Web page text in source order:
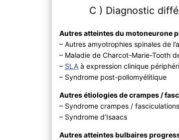
C ) Diagnostic
Autres atteintes du motoneurone
– Autres amyotrophies spinales de
– Maladie de Charcot-Marie-Tooth
– SLA à expression clinique
– Syndrome post-poliomyélitique
Autres étiologies de crampes /
– Syndrome crampes /
– Syndrome d’Isaacs
Autres atteintes bulbaires